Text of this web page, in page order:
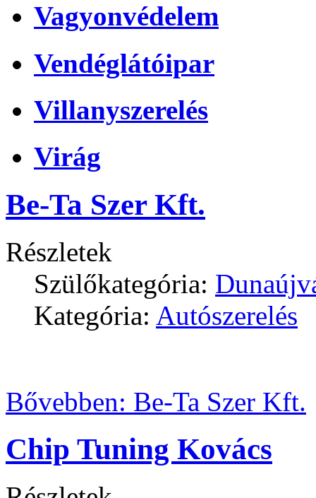
Vagyonvédelem
Vendéglátóipar
Villanyszerelés
Virág
Be-Ta Szer Kft.
Részletek
Szülőkategória:
Kategória: Autószerelés
Bővebben: Be-Ta Szer Kft.
Chip Tuning Kovács